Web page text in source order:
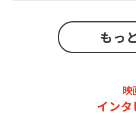
もっ
映
インタ